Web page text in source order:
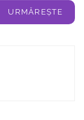
URMĂREȘTE